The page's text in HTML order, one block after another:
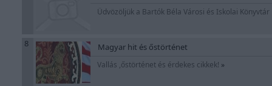
Üdvözöljük a Bartók Béla Városi és Iskolai
8 Magyar hit és őstörténet
Vallás ,őstörténet és érdekes cikkek! »